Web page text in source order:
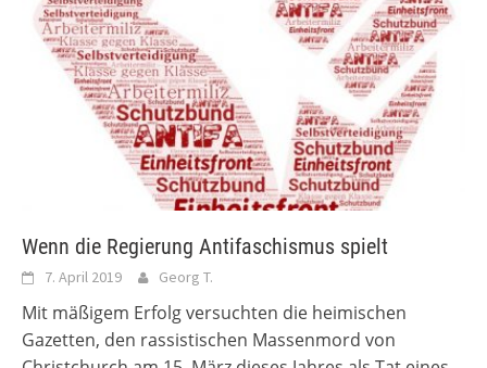
Wenn die Regierung Antifaschismus spielt
7. April 2019 Georg T.
Mit mäßigem Erfolg versuchten die heimischen
Gazetten, den rassistischen Massenmord von